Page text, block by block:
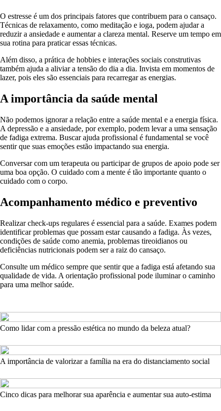
O estresse é um dos principais fatores que contribuem para o cansaço.
Técnicas de relaxamento, como meditação e ioga, podem ajudar a
reduzir a ansiedade e aumentar a clareza mental. Reserve um tempo em
sua rotina para praticar essas técnicas.
Além disso, a prática de hobbies e interações sociais construtivas
também ajuda a aliviar a tensão do dia a dia. Invista em momentos de
lazer, pois eles são essenciais para recarregar as energias.
A importância da saúde mental
Não podemos ignorar a relação entre a saúde mental e a energia física.
A depressão e a ansiedade, por exemplo, podem levar a uma sensação
de fadiga extrema. Buscar ajuda profissional é fundamental se você
sentir que suas emoções estão impactando sua energia.
Conversar com um terapeuta ou participar de grupos de apoio pode ser
uma boa opção. O cuidado com a mente é tão importante quanto o
cuidado com o corpo.
Acompanhamento médico e preventivo
Realizar check-ups regulares é essencial para a saúde. Exames podem
identificar problemas que possam estar causando a fadiga. Às vezes,
condições de saúde como anemia, problemas tireoidianos ou
deficiências nutricionais podem ser a raiz do cansaço.
Consulte um médico sempre que sentir que a fadiga está afetando sua
qualidade de vida. A orientação profissional pode iluminar o caminho
para uma melhor saúde.
Como lidar com a pressão estética no mundo da beleza atual?
A importância de valorizar a família na era do distanciamento social
Cinco dicas para melhorar sua aparência e aumentar sua auto-estima